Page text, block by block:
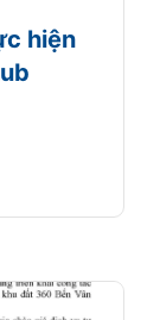
hiện